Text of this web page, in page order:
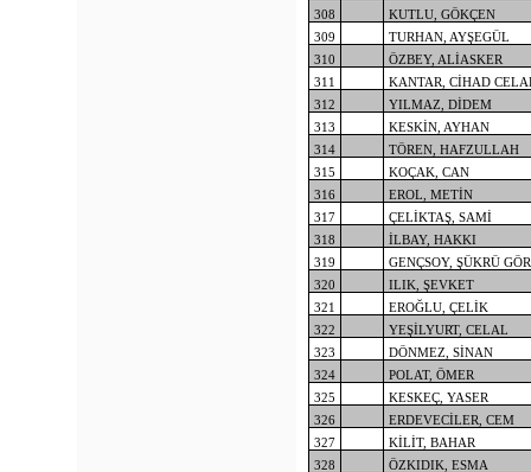
308
KUTLU, GÖKÇEN
309
TURHAN, AYŞEGÜL
310
ÖZBEY, ALİASKER
311
KANTAR, CİHAD
312
YILMAZ, DİDEM
313
KESKİN, AYHAN
314
TÖREN, HAFZULLAH
315
KOÇAK, CAN
316
EROL, METİN
317
ÇELİKTAŞ, SAMİ
318
İLBAY, HAKKI
319
GENÇSOY, ŞÜKRÜ
320
ILIK, ŞEVKET
321
EROĞLU, ÇELİK
322
YEŞİLYURT, CELAL
323
DÖNMEZ, SİNAN
324
POLAT, ÖMER
325
KESKEÇ, YASER
326
ERDEVECİLER, CEM
327
KİLİT, BAHAR
328
ÖZKIDIK, ESMA